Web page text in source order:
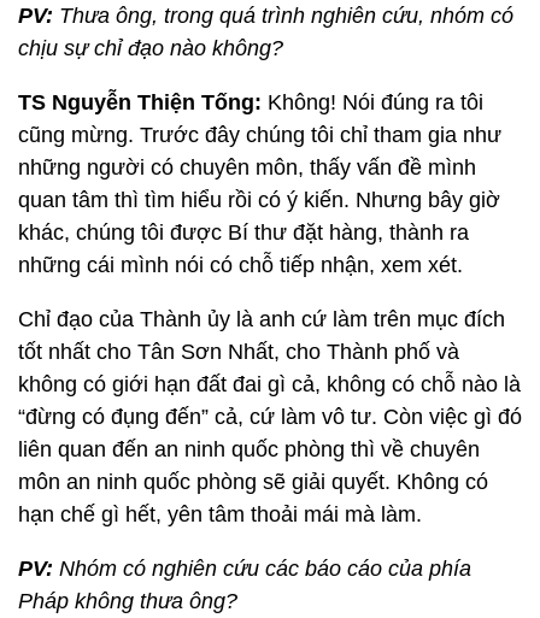
PV: Thưa ông, trong quá trình nghiên cứu, nhóm có
chịu sự chỉ đạo nào không?
TS Nguyễn Thiện Tống: Không! Nói đúng ra tôi
cũng mừng. Trước đây chúng tôi chỉ tham gia như
những người có chuyên môn, thấy vấn đề mình
quan tâm thì tìm hiểu rồi có ý kiến. Nhưng bây giờ
khác, chúng tôi được Bí thư đặt hàng, thành ra
những cái mình nói có chỗ tiếp nhận, xem xét.
Chỉ đạo của Thành ủy là anh cứ làm trên mục đích
tốt nhất cho Tân Sơn Nhất, cho Thành phố và
không có giới hạn đất đai gì cả, không có chỗ nào là
“đừng có đụng đến” cả, cứ làm vô tư. Còn việc gì đó
liên quan đến an ninh quốc phòng thì về chuyên
môn an ninh quốc phòng sẽ giải quyết. Không có
hạn chế gì hết, yên tâm thoải mái mà làm.
PV: Nhóm có nghiên cứu các báo cáo của phía
Pháp không thưa ông?